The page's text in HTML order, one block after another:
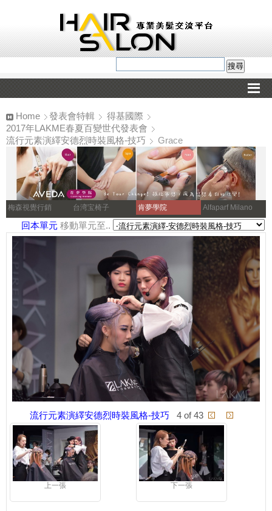
Home 發表會特輯
得基國際
2017年LAKME春夏百變世代發表會
流行元素演繹安德烈時裝風格-技巧
Grace
梅森視覺行銷 台湾宝椅子 肯夢學院 Alfaparf Milano
回本單元 移動單元至..
流行元素演繹安德烈時裝風格-技巧 4 of 43
上一張 下一張